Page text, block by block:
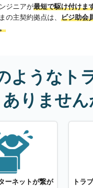
ジニアが最短で駆け付けま
の主契約拠点は、 ビジ助会
ようなト
ありません
ーネットが繋が
トラ